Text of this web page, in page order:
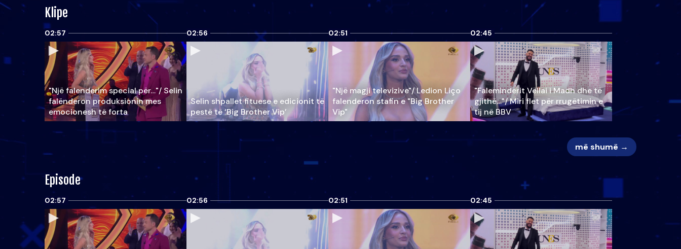
Klipe
02:57
"Një falenderim special për…"/ Selin
falënderon produksionin mes
emocionesh të forta
02:56
Selin shpallet fituese e edicionit të
pestë të ‘Big Brother Vip’
02:51
"Një magji televizive"/ Ledion Liço
falenderon stafin e "Big Brother
Vip"
02:45
"Faleminderit Vëllai i Madh dhe të
gjithë…"/ Miri flet për rrugëtimin e
tij në BBV
më shumë →
Episode
02:57 02:56 02:51 02:45